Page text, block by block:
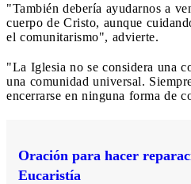
"También debería ayudarnos a
cuerpo de Cristo, aunque
el comunitarismo", advierte.
"La Iglesia no se considera una
una comunidad universal.
encerrarse en ninguna forma de
Oración para hacer
Eucaristía